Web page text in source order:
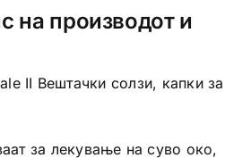
на производот и
II Вештачки солзи, капки за
за лекување на суво око,